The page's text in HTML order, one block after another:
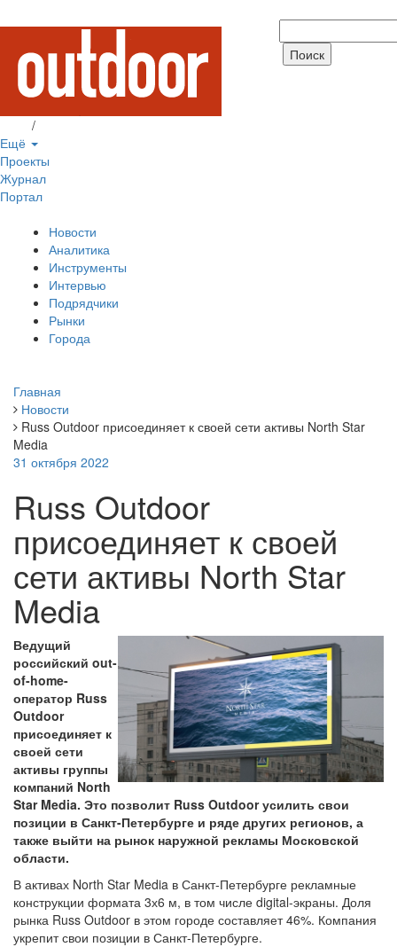
/
Ещё
Проекты
Журнал
Портал
Новости
Аналитика
Инструменты
Интервью
Подрядчики
Рынки
Города
Главная
Новости
Russ Outdoor присоединяет к своей сети активы North Star
Media
31 октября 2022
Russ Outdoor
присоединяет к своей
сети активы North Star
Media
Ведущий
российский out-
of-home-
оператор Russ
Outdoor
присоединяет к
своей сети
активы группы
компаний North
Star Media. Это позволит Russ Outdoor усилить свои
позиции в Санкт-Петербурге и ряде других регионов, а
также выйти на рынок наружной рекламы Московской
области.
В активах North Star Media в Санкт-Петербурге рекламные
конструкции формата 3х6 м, в том числе digital-экраны. Доля
рынка Russ Outdoor в этом городе составляет 46%. Компания
укрепит свои позиции в Санкт-Петербурге.